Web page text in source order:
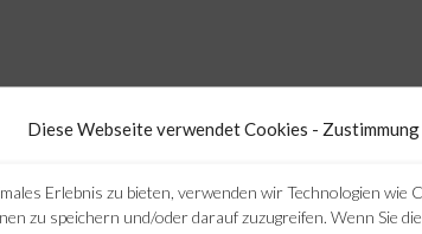
Diese Webseite verwendet Cookies -
Erlebnis zu bieten, verwenden wir Technologien wie
zu speichern und/oder darauf zuzugreifen. Wenn Sie